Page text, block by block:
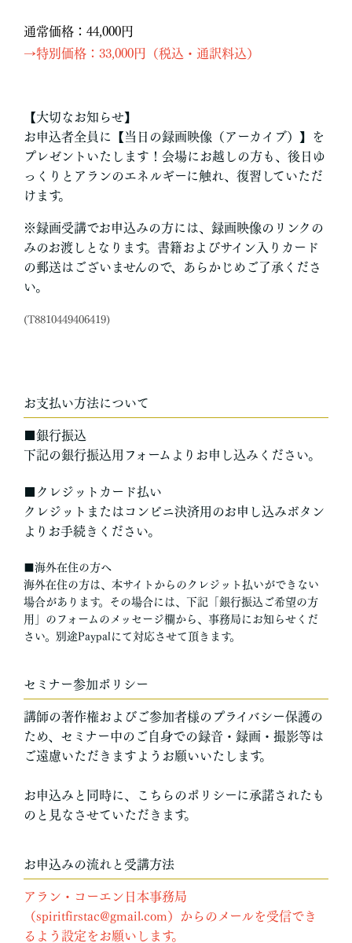
通常価格：44,000円
→特別価格：33,000円（税込・通訳料込）
【大切なお知らせ】
お申込者全員に【当日の録画映像（アーカイブ）】を
プレゼントいたします！会場にお越しの方も、後日ゆ
っくりとアランのエネルギーに触れ、復習していただ
けます。
※録画受講でお申込みの方には、録画映像のリンクの
みのお渡しとなります。書籍およびサイン入りカード
の郵送はございませんので、あらかじめご了承くださ
い。
(T8810449406419)
お支払い方法について
■銀行振込
下記の銀行振込用フォームよりお申し込みください。
■クレジットカード払い
クレジットまたはコンビニ決済用のお申し込みボタン
よりお手続きください。
■海外在住の方へ
海外在住の方は、本サイトからのクレジット払いができない
場合があります。その場合には、下記「銀行振込ご希望の方
用」のフォームのメッセージ欄から、事務局にお知らせくだ
さい。別途Paypalにて対応させて頂きます。
セミナー参加ポリシー
講師の著作権およびご参加者様のプライバシー保護の
ため、セミナー中のご自身での録音・録画・撮影等は
ご遠慮いただきますようお願いいたします。
お申込みと同時に、こちらのポリシーに承諾されたも
のと見なさせていただきます。
お申込みの流れと受講方法
アラン・コーエン日本事務局
（spiritfirstac@gmail.com）からのメールを受信でき
るよう設定をお願いします。